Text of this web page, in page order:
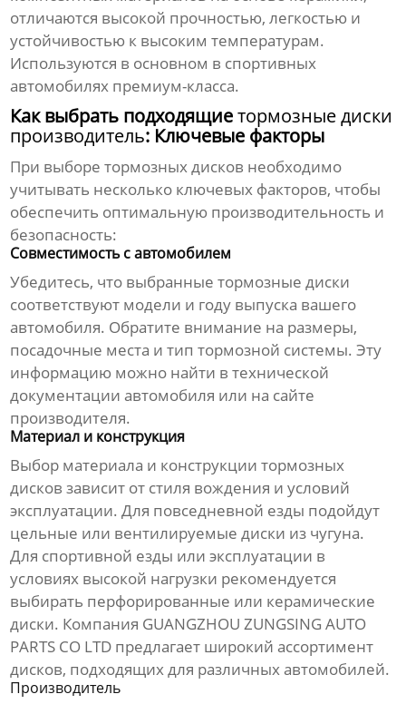
отличаются высокой прочностью, легкостью и
устойчивостью к высоким температурам.
Используются в основном в спортивных
автомобилях премиум-класса.
Как выбрать подходящиетормозные диски
производитель: Ключевые факторы
При выборетормозных дисков необходимо
учитывать несколько ключевых факторов, чтобы
обеспечить оптимальную производительность и
безопасность:
Совместимость с автомобилем
Убедитесь, что выбранныетормозные диски
соответствуют модели и году выпуска вашего
автомобиля. Обратите внимание на размеры,
посадочные места и тип тормозной системы. Эту
информацию можно найти в технической
документации автомобиля или на сайте
производителя.
Материал и конструкция
Выбор материала и конструкциитормозных
дисков зависит от стиля вождения и условий
эксплуатации. Для повседневной езды подойдут
цельные или вентилируемые диски из чугуна.
Для спортивной езды или эксплуатации в
условиях высокой нагрузки рекомендуется
выбирать перфорированные или керамические
диски. Компания GUANGZHOU ZUNGSING AUTO
PARTS CO LTD предлагает широкий ассортимент
дисков, подходящих для различных автомобилей.
Производитель